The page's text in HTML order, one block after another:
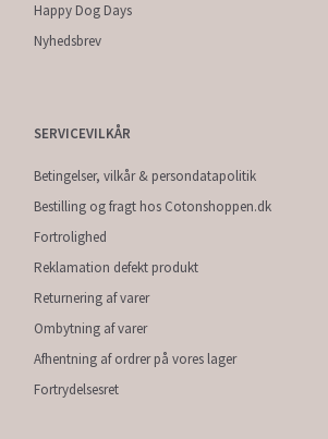
Happy Dog Days
Nyhedsbrev
SERVICEVILKÅR
Betingelser, vilkår & persondatapolitik
Bestilling og fragt hos Cotonshoppen.dk
Fortrolighed
Reklamation defekt produkt
Returnering af varer
Ombytning af varer
Afhentning af ordrer på vores lager
Fortrydelsesret